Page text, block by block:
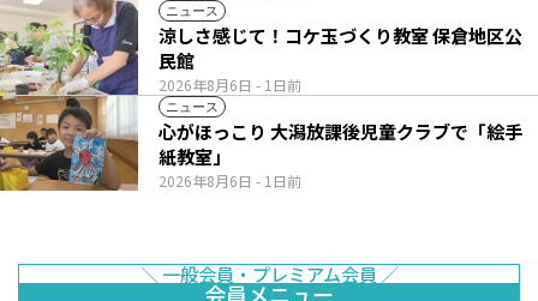
ニュース
2026年8月6日 - 1日前
涼しさ感じて！コケ玉づくり教室 保倉地区公
民館
ニュース
2026年8月6日 - 1日前
心がほっこり 大潟放課後児童クラブで「絵手
紙教室」